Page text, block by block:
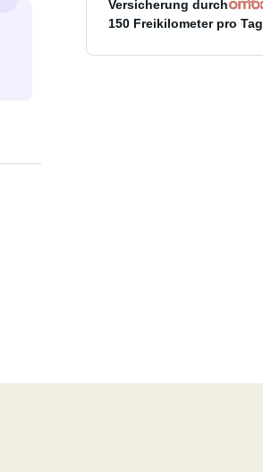
Versicherung durch
150 Freikilometer pro Tag